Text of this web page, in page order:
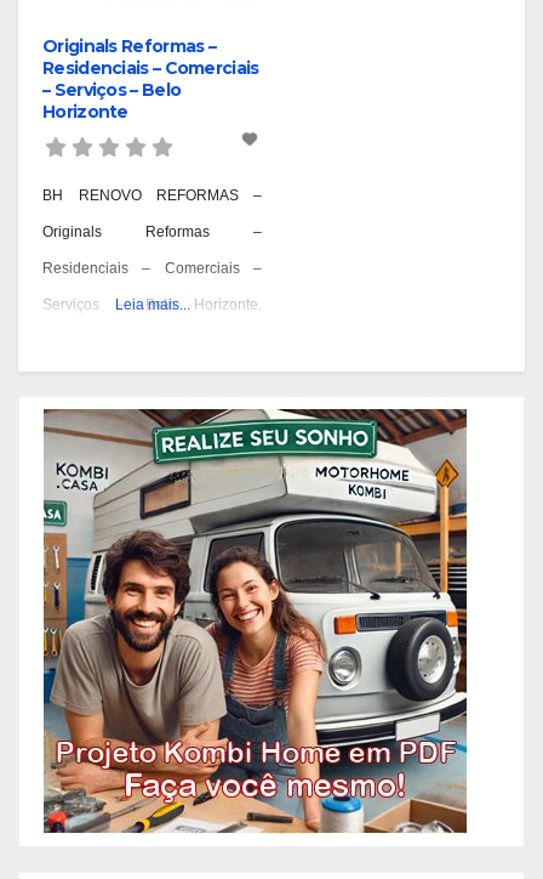
Originals Reformas –
Residenciais – Comerciais
– Serviços – Belo
Horizonte
BH RENOVO REFORMAS –
Originals Reformas –
Residenciais – Comerciais –
Serviços – Belo Horizonte.
Aarão Reis – BH, Reformas
Prediais – Bairro Aeroporto – BH,
Reformas Prediais – Bairro Alpes
– BH, Reformas Prediais – Bairro
Alto Barroca – BH, Reformas
Prediais – Bairro Alto Caiçaras –
BH, Reformas Prediais – Bairro
Alto da Boa
Leia mais...